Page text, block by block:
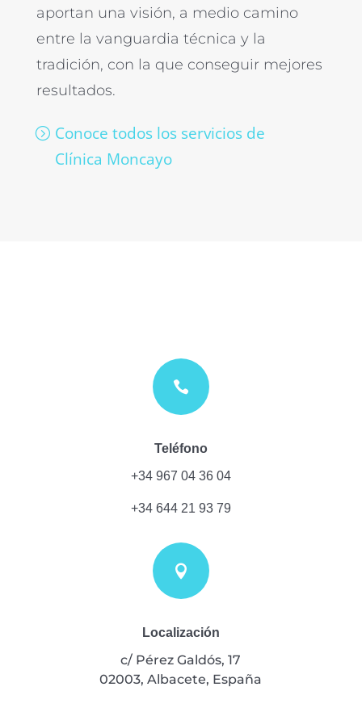
aportan una visión, a medio camino
entre la vanguardia técnica y la
tradición, con la que conseguir mejores
resultados.
Conoce todos los servicios de
Clínica Moncayo

Teléfono
+34 967 04 36 04
+34 644 21 93 79

Localización
c/ Pérez Galdós, 17
02003, Albacete, España